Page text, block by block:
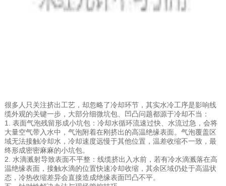
很多人只关注挤出工艺，却忽略了冷却环节，其实水冷工序是影响线
缆外观的关键一步，大部分细微坑包、凹凸问题都源于冷却不当：
1. 表面气泡残留形成小坑包：冷却水循环流速过快、水流过急，会将
大量空气带入水中，气泡附着在刚挤出的高温绝缘表面。气泡覆盖区
域无法接触冷却水，冷却速度远慢于其他位置，温差收缩不一致，最
终形成密密麻麻的小坑包。
2. 水滴溅射导致表面不平整：线缆挤出入水前，若有冷水滴溅落在高
温绝缘表面，接触水滴的位置快速冷却收缩，其余区域仍处于高温状
态，冷热收缩差异会直接造成绝缘表面凹凸不平。